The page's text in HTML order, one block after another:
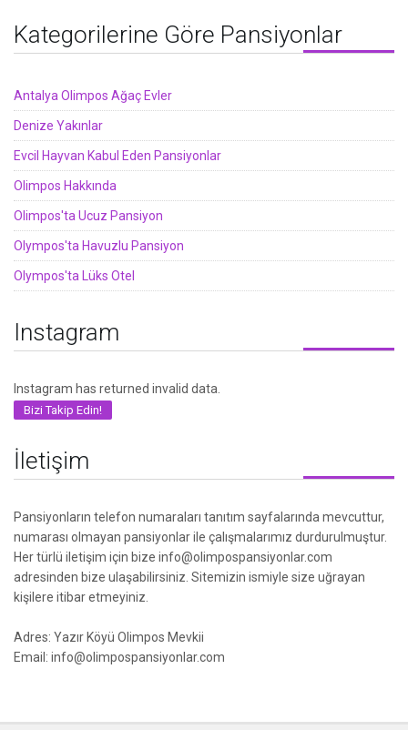
Kategorilerine Göre Pansiyonlar
Antalya Olimpos Ağaç Evler
Denize Yakınlar
Evcil Hayvan Kabul Eden Pansiyonlar
Olimpos Hakkında
Olimpos'ta Ucuz Pansiyon
Olympos'ta Havuzlu Pansiyon
Olympos'ta Lüks Otel
Instagram
Instagram has returned invalid data.
Bizi Takip Edin!
İletişim
Pansiyonların telefon numaraları tanıtım sayfalarında mevcuttur,
numarası olmayan pansiyonlar ile çalışmalarımız durdurulmuştur.
Her türlü iletişim için bize info@olimpospansiyonlar.com
adresinden bize ulaşabilirsiniz. Sitemizin ismiyle size uğrayan
kişilere itibar etmeyiniz.
Adres: Yazır Köyü Olimpos Mevkii
Email: info@olimpospansiyonlar.com